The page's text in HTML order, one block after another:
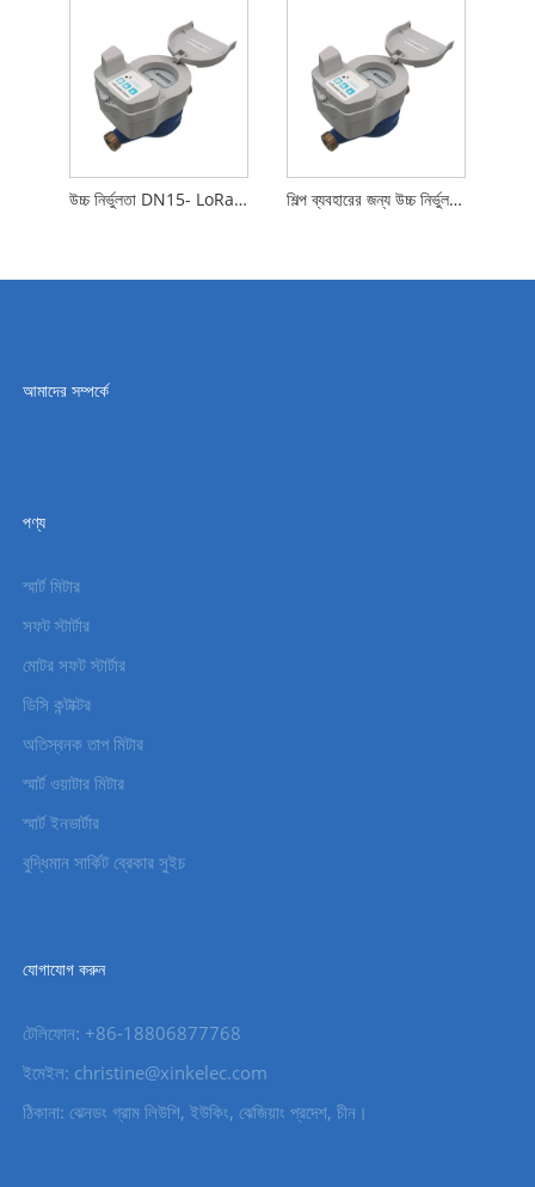
উচ্চ নির্ভুলতা DN15- LoRa ওয়্যারলেস ইন্টেলিজেন্ট যান্ত্রিক জলের মিটার শিল্পকৌশল ব্যবহারের জন্য শিল্প ব্যবহারের জন্য উচ্চ নির্ভুলতা DN20-LoRa ওয়্যারলেস ইন্টেলিজেন্ট মেকানিক্যাল ওয়াটার মিটার
আমাদের সম্পর্কে
পণ্য
স্মার্ট মিটার
সফট স্টার্টার
মোটর সফট স্টার্টার
ডিসি কন্টাক্টর
অতিস্বনক তাপ মিটার
স্মার্ট ওয়াটার মিটার
স্মার্ট ইনভার্টার
বুদ্ধিমান সার্কিট ব্রেকার সুইচ
যোগাযোগ করুন
টেলিফোন: +86-18806877768
ইমেইল: christine@xinkelec.com
ঠিকানা: ঝেনডং গ্রাম লিউশি, ইউকিং, ঝেজিয়াং প্রদেশ, চীন।